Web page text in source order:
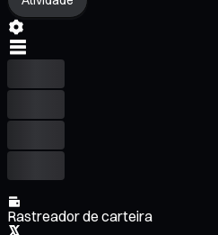
Rastreador de carteira